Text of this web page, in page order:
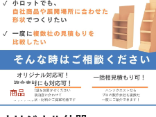
商品